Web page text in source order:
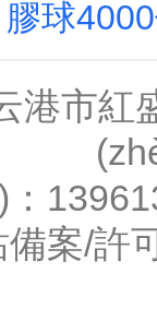
膠球
港市紅
案/許